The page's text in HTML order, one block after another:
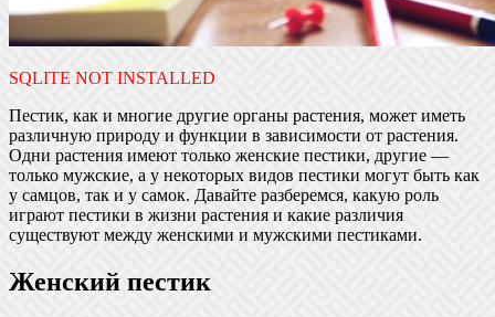
SQLITE NOT INSTALLED
Пестик, как и многие другие органы растения, может иметь
различную природу и функции в зависимости от растения.
Одни растения имеют только женские пестики, другие —
только мужские, а у некоторых видов пестики могут быть как
у самцов, так и у самок. Давайте разберемся, какую роль
играют пестики в жизни растения и какие различия
существуют между женскими и мужскими пестиками.
Женский пестик